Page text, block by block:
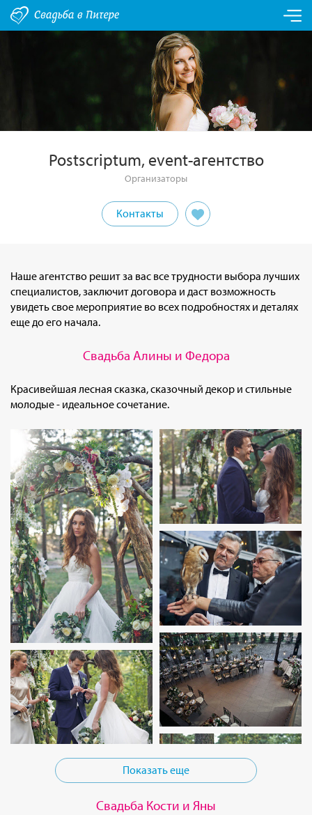
Postscriptum, event-агентство
Организаторы
Контакты
Наше агентство решит за вас все трудности выбора лучших
специалистов, заключит договора и даст возможность
увидеть свое мероприятие во всех подробностях и деталях
еще до его начала.
Свадьба Алины и Федора
Красивейшая лесная сказка, сказочный декор и стильные
молодые - идеальное сочетание.
Показать еще
Свадьба Кости и Яны